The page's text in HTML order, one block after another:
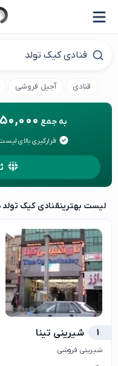
قنادی آجیل فروشی
به جمع
قرارگیری بالای
لیست بهترینقنادی کیک تولد
1 شیرینی تینا
شیرینی فروشی